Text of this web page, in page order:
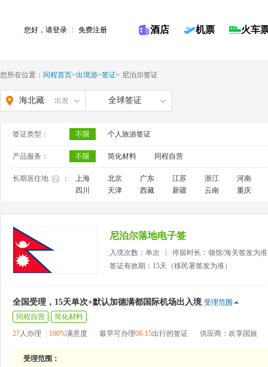
您好，请登录 免费注册 酒店 机票 火车
您所在位置： 同程首页>出境游>签证> 尼泊尔签证
海北藏 出发 全球签证
签证类型： 不限 个人旅游签证
产品服务： 不限 简化材料 同程自营
长期居住地 ： 上海 北京 广东 江苏 浙江
河南
四川
天津 西藏 新疆 云南 重庆
尼泊尔落地电子签
入境次数：单次
停留时长：领馆/海关签发为准
签证有效期：15天（移民署签发为准）
全国受理，15天单次+默认加德满都国际机场出入境 受理范围
同程自营
简化材料
27人办理 100%满意度 最早可办理08-15出行的签证 供应商：欢享国旅
受理范围：